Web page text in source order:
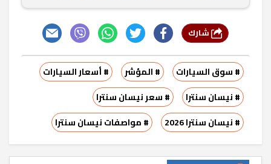
# سوق السيارات # المؤشر
# أسعار السيارات
# نيسان سنترا
# سعر نيسان سنترا
# نيسان سنترا 2026
# مواصفات نيسان سنترا